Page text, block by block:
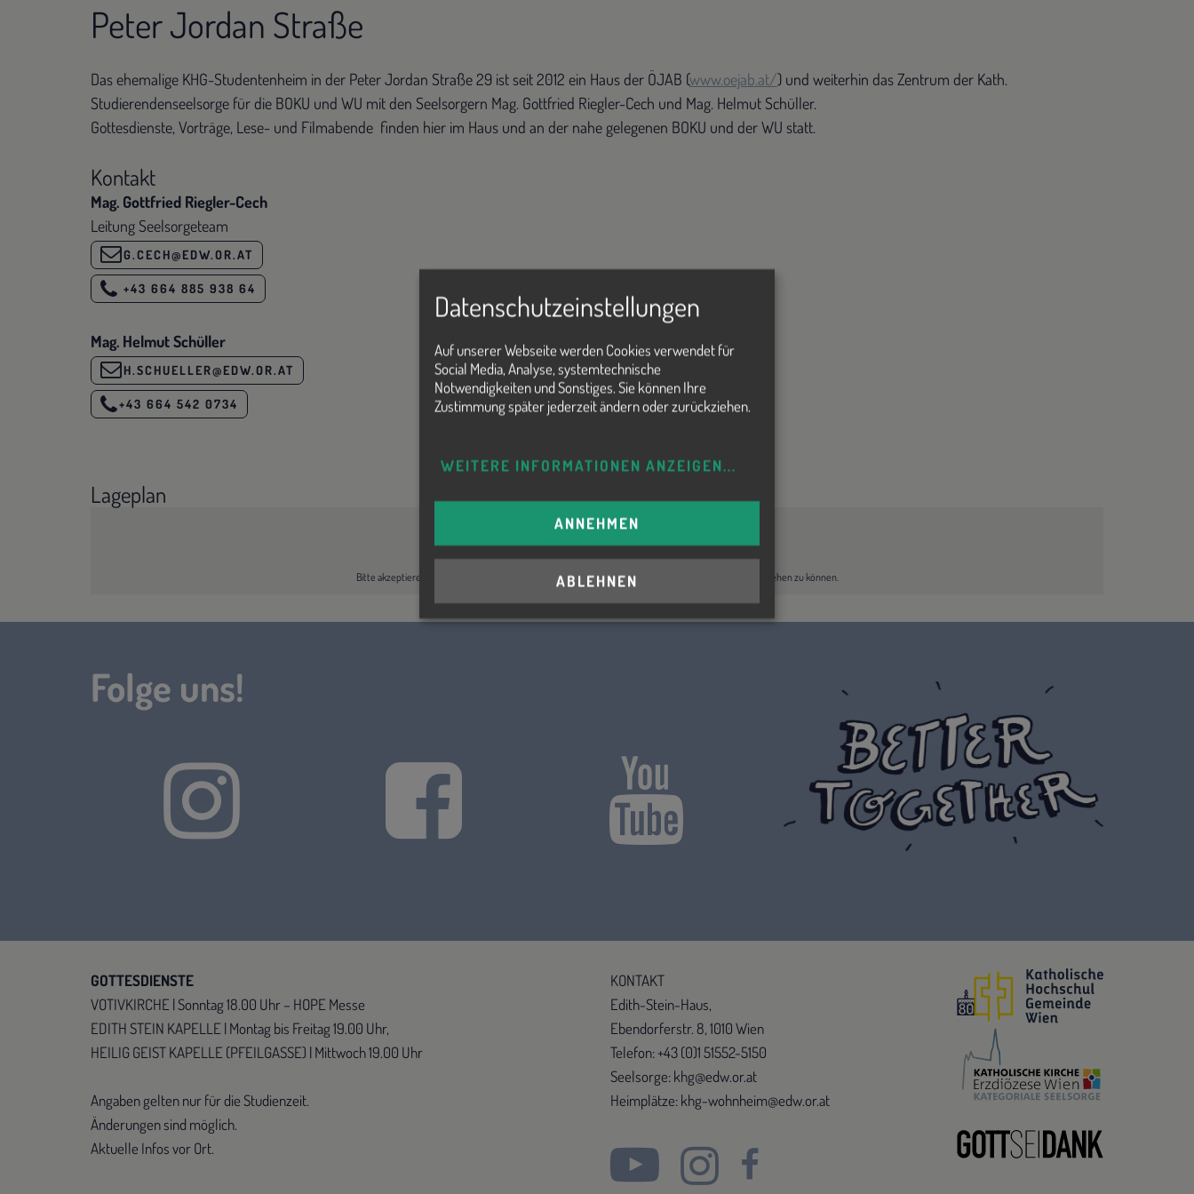
Peter Jordan Straße
Das ehemalige KHG-Studentenheim in der Peter Jordan Straße 29 ist seit 2012 ein Haus der ÖJAB (www.oejab.at/) und weiterhin das Zentrum der Kath.
Studierendenseelsorge für die BOKU und WU mit den Seelsorgern Mag. Gottfried Riegler-Cech und Mag. Helmut Schüller.
Gottesdienste, Vorträge, Lese- und Filmabende finden hier im Haus und an der nahe gelegenen BOKU und der WU statt.
Kontakt
Mag. Gottfried Riegler-Cech
Leitung Seelsorgeteam
G.CECH@EDW.OR.AT
+43 664 885 938 64
Mag. Helmut Schüller
H.SCHUELLER@EDW.OR.AT
+43 664 542 0734
Lageplan
Zustimmung erforderlich!
Bitte akzeptieren Sie
Cookies von Google Mapsund laden Sie die Seite neu , um diesen Inhalt sehen zu können.
Folge uns!
GOTTESDIENSTE
VOTIVKIRCHE | Sonntag 18.00 Uhr – HOPE Messe
EDITH STEIN KAPELLE | Montag bis Freitag 19.00 Uhr,
HEILIG GEIST KAPELLE (PFEILGASSE) | Mittwoch 19.00 Uhr
Angaben gelten nur für die Studienzeit.
Änderungen sind möglich.
Aktuelle Infos vor Ort.
KONTAKT
Edith-Stein-Haus,
Ebendorferstr. 8, 1010 Wien
Telefon: +43 (0)1 51552-5150
Seelsorge: khg@edw.or.at
Heimplätze: khg-wohnheim@edw.or.at
Datenschutzeinstellungen
Auf unserer Webseite werden Cookies verwendet für
Social Media, Analyse, systemtechnische
Notwendigkeiten und Sonstiges. Sie können Ihre
Zustimmung später jederzeit ändern oder zurückziehen.
WEITERE INFORMATIONEN ANZEIGEN...
ABLEHNEN
ANNEHMEN